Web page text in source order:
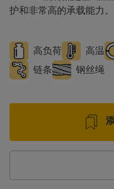
护和非常高的承载能力。
高负荷 高温
链条
钢丝绳